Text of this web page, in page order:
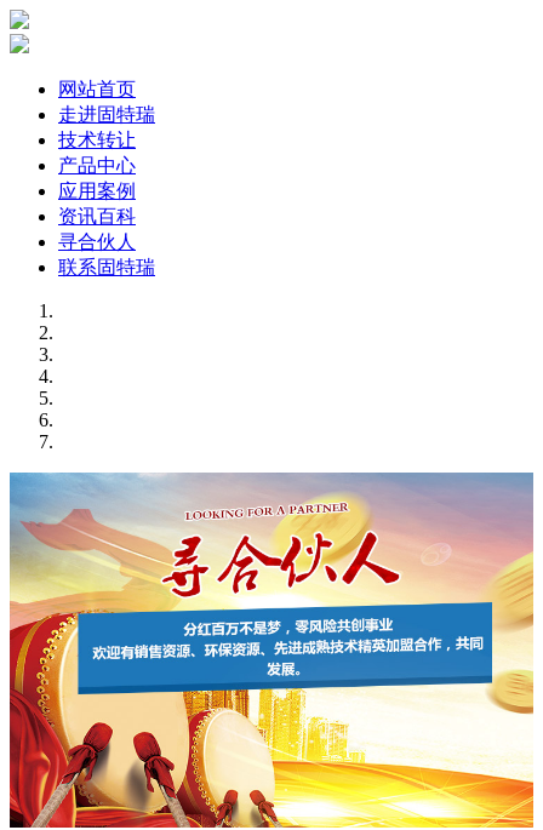
网站首页
走进固特瑞
技术转让
产品中心
应用案例
资讯百科
寻合伙人
联系固特瑞